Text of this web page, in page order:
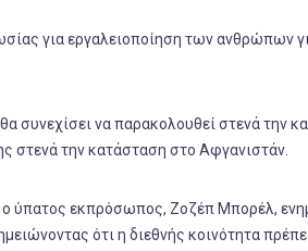
για εργαλειοποίηση των ανθρώπων
συνεχίσει να παρακολουθεί στενά την
στενά την κατάσταση στο Αφγανιστάν.
ύπατος εκπρόσωπος, Ζοζέπ Μπορέλ,
ότι η διεθνής κοινότητα